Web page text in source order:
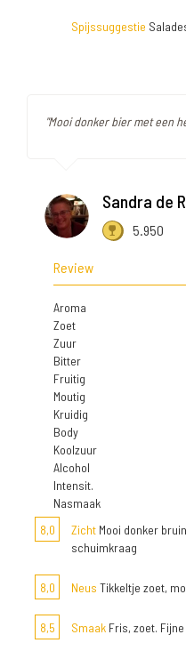
Spijssuggestie
"Mooi donker bier met een
Sandra de
5.950
Review
Aroma
Zoet
Zuur
Bitter
Fruitig
Moutig
Kruidig
Body
Koolzuur
Alcohol
Intensit.
Nasmaak
8,0
Zicht Mooi donker
schuimkraag
8,0 Neus Tikkeltje zoet,
8,5 Smaak Fris, zoet.